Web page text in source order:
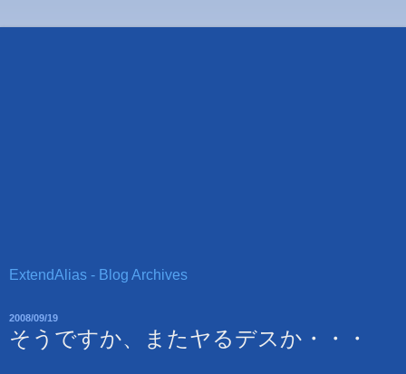
ExtendAlias - Blog Archives
2008/09/19
そうですか、またヤるデスか・・・